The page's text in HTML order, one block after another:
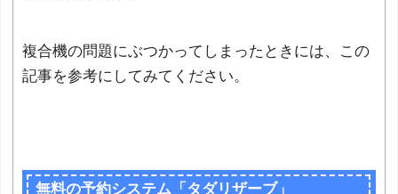
複合機の問題にぶつかってしまったときには、この
記事を参考にしてみてください。
無料の予約システム「タダリザーブ」